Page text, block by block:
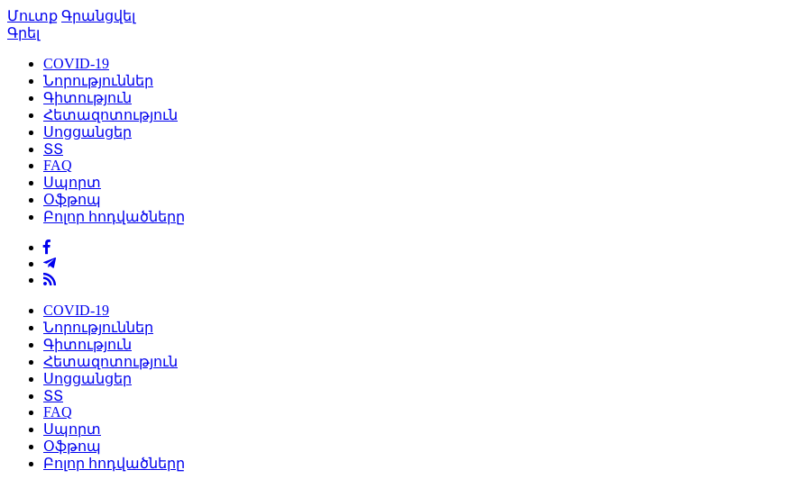
Մուտք Գրանցվել
Գրել
COVID-19
Նորություններ
Գիտություն
Հետազոտություն
Սոցցանցեր
ՏՏ
FAQ
Սպորտ
Օֆթոպ
Բոլոր հոդվածները
COVID-19
Նորություններ
Գիտություն
Հետազոտություն
Սոցցանցեր
ՏՏ
FAQ
Սպորտ
Օֆթոպ
Բոլոր հոդվածները